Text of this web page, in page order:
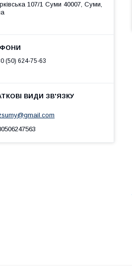
107/1 Суми 40007, Суми,
(50) 624-75-63